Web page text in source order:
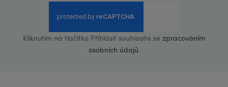
Kliknutím na tlačítko Přihlásit souhlasíte se zpracováním
osobních údajů.